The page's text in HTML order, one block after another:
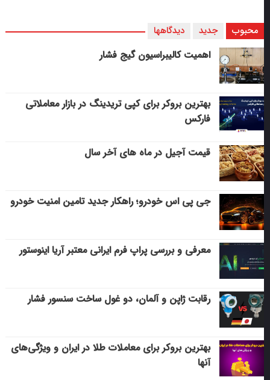
محبوب جدید دیدگاهها
اهمیت کالیبراسیون گیج فشار
بهترین بروکر برای کپی‌ تریدینگ در بازار معاملاتی
فارکس
قیمت آجیل در ماه های آخر سال
جی پی اس خودرو؛ راهکار جدید تامین امنیت خودرو
معرفی و بررسی پراپ فرم ایرانی معتبر آریا اینوستور
رقابت ژاپن و آلمان، دو غول ساخت سنسور فشار
بهترین بروکر برای معاملات طلا در ایران و ویژگی‌های
آنها